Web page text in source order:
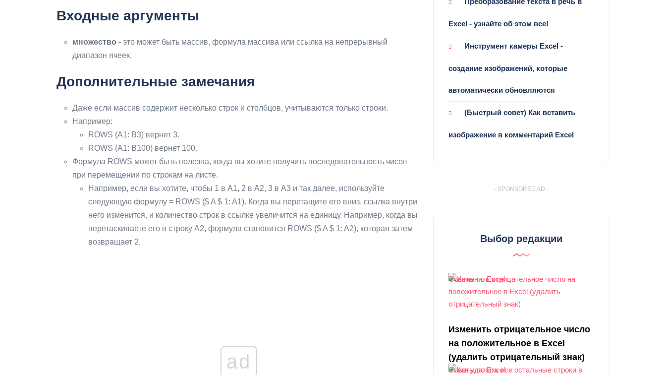
Входные аргументы
множество - это может быть массив, формула массива или ссылка на непрерывный
диапазон ячеек.
Дополнительные замечания
Даже если массив содержит несколько строк и столбцов, учитываются только строки.
Например:
ROWS (A1: B3) вернет 3.
ROWS (A1: B100) вернет 100.
Формула ROWS может быть полезна, когда вы хотите получить последовательность чисел
при перемещении по строкам на листе.
Например, если вы хотите, чтобы 1 в A1, 2 в A2, 3 в A3 и так далее, используйте
следующую формулу = ROWS ($ A $ 1: A1). Когда вы перетащите его вниз, ссылка внутри
него изменится, и количество строк в ссылке увеличится на единицу. Например, когда вы
перетаскиваете его в строку A2, формула становится ROWS ($ A $ 1: A2), которая затем
возвращает 2.
ad
Excel - узнайте об этом все!
Инструмент камеры Excel -
создание изображений, которые
автоматически обновляются
(Быстрый совет) Как вставить
изображение в комментарий Excel
- SPONSORED AD -
Выбор редакции
Советы по Excel
Изменить отрицательное число
на положительное в Excel
(удалить отрицательный знак)
Советы по Excel